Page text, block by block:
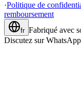
·Politique de
remboursement
fr Fabriqué avec
Discutez sur WhatsApp